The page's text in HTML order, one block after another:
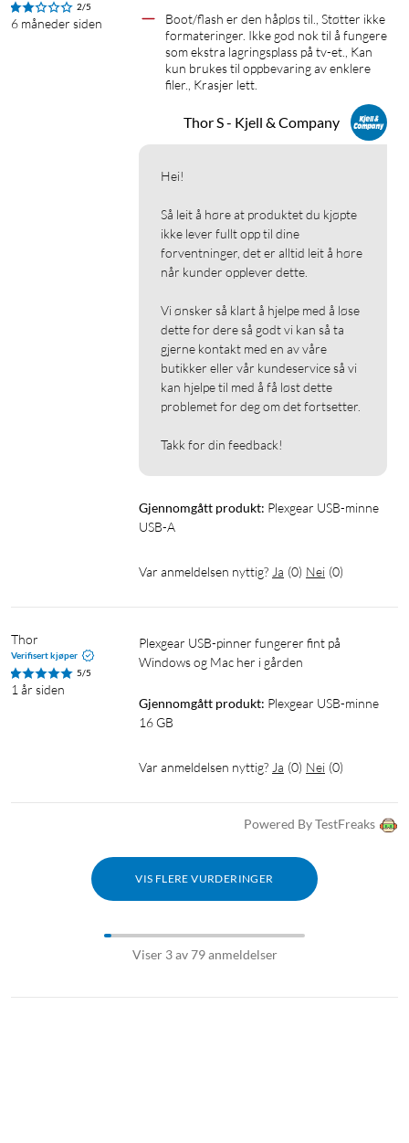
2/5
6 måneder siden
Boot/flash er den håpløs til., Støtter ikke
formateringer. Ikke god nok til å fungere
som ekstra lagringsplass på tv-et., Kan
kun brukes til oppbevaring av enklere
filer., Krasjer lett.
Thor S - Kjell & Company
Hei!
Så leit å høre at produktet du kjøpte
ikke lever fullt opp til dine
forventninger, det er alltid leit å høre
når kunder opplever dette.
Vi ønsker så klart å hjelpe med å løse
dette for dere så godt vi kan så ta
gjerne kontakt med en av våre
butikker eller vår kundeservice så vi
kan hjelpe til med å få løst dette
problemet for deg om det fortsetter.
Takk for din feedback!
Gjennomgått produkt: Plexgear USB-minne
USB-A
Var anmeldelsen nyttig? Ja (0) Nei (0)
Thor
Verifisert kjøper
5/5
1 år siden
Plexgear USB-pinner fungerer fint på
Windows og Mac her i gården
Gjennomgått produkt: Plexgear USB-minne
16 GB
Var anmeldelsen nyttig? Ja (0) Nei (0)
Powered By TestFreaks
VIS FLERE VURDERINGER
Viser 3 av 79 anmeldelser